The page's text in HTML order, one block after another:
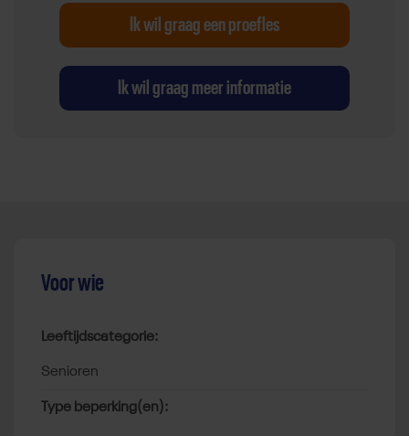
Ik wil graag een proefles
Ik wil graag meer informatie
Voor wie
Leeftijdscategorie:
senioren
Type beperking(en):